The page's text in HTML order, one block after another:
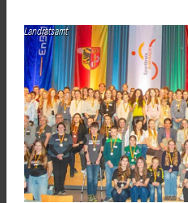
Landratsamt